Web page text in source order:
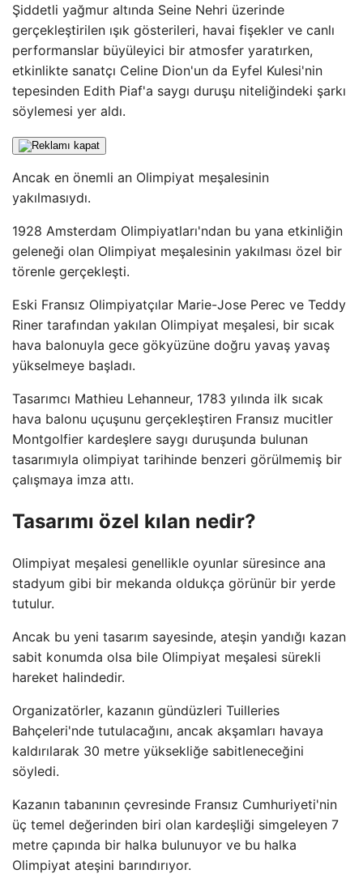
Şiddetli yağmur altında Seine Nehri üzerinde
gerçekleştirilen ışık gösterileri, havai fişekler ve canlı
performanslar büyüleyici bir atmosfer yaratırken,
etkinlikte sanatçı Celine Dion'un da Eyfel Kulesi'nin
tepesinden Edith Piaf'a saygı duruşu niteliğindeki şarkı
söylemesi yer aldı.
Ancak en önemli an Olimpiyat meşalesinin
yakılmasıydı.
1928 Amsterdam Olimpiyatları'ndan bu yana etkinliğin
geleneği olan Olimpiyat meşalesinin yakılması özel bir
törenle gerçekleşti.
Eski Fransız Olimpiyatçılar Marie-Jose Perec ve Teddy
Riner tarafından yakılan Olimpiyat meşalesi, bir sıcak
hava balonuyla gece gökyüzüne doğru yavaş yavaş
yükselmeye başladı.
Tasarımcı Mathieu Lehanneur, 1783 yılında ilk sıcak
hava balonu uçuşunu gerçekleştiren Fransız mucitler
Montgolfier kardeşlere saygı duruşunda bulunan
tasarımıyla olimpiyat tarihinde benzeri görülmemiş bir
çalışmaya imza attı.
Tasarımı özel kılan nedir?
Olimpiyat meşalesi genellikle oyunlar süresince ana
stadyum gibi bir mekanda oldukça görünür bir yerde
tutulur.
Ancak bu yeni tasarım sayesinde, ateşin yandığı kazan
sabit konumda olsa bile Olimpiyat meşalesi sürekli
hareket halindedir.
Organizatörler, kazanın gündüzleri Tuilleries
Bahçeleri'nde tutulacağını, ancak akşamları havaya
kaldırılarak 30 metre yüksekliğe sabitleneceğini
söyledi.
Kazanın tabanının çevresinde Fransız Cumhuriyeti'nin
üç temel değerinden biri olan kardeşliği simgeleyen 7
metre çapında bir halka bulunuyor ve bu halka
Olimpiyat ateşini barındırıyor.